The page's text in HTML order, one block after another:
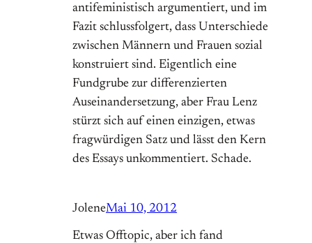
antifeministisch argumentiert, und im
Fazit schlussfolgert, dass Unterschiede
zwischen Männern und Frauen sozial
konstruiert sind. Eigentlich eine
Fundgrube zur differenzierten
Auseinandersetzung, aber Frau Lenz
stürzt sich auf einen einzigen, etwas
fragwürdigen Satz und lässt den Kern
des Essays unkommentiert. Schade.
JoleneMai 10, 2012
Etwas Offtopic, aber ich fand